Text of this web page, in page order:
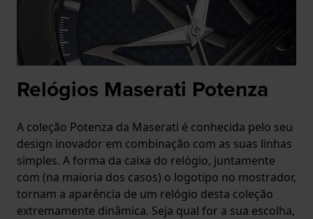
Relógios Maserati Potenza
A coleção Potenza da Maserati é conhecida pelo seu
design inovador em combinação com as suas linhas
simples. A forma da caixa do relógio, juntamente
com (na maioria dos casos) o logotipo no mostrador,
tornam a aparência de um relógio desta coleção
extremamente dinâmica. Seja qual for a sua escolha,